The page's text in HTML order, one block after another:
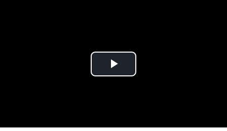
Play